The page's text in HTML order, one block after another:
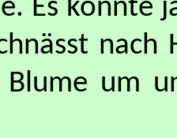
Es konnte
nach
um